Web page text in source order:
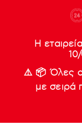
Η
⚠️ 📦 Όλες
με σειρά